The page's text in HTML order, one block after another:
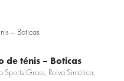
ténis – Boticas
Sports Grass, Relva Sintética,